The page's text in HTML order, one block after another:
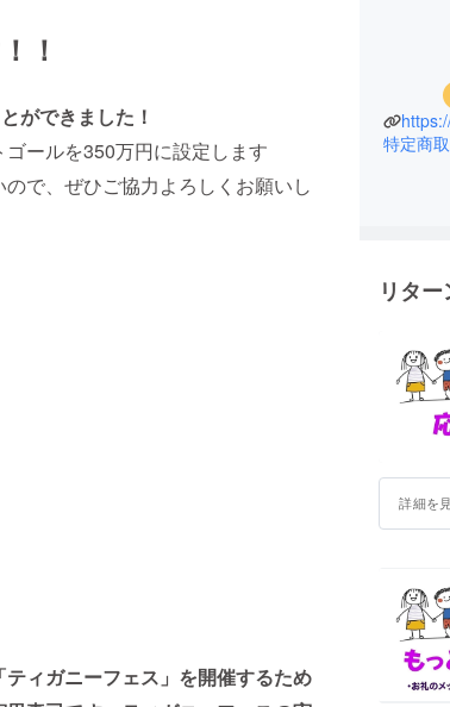
！
ができました！
ールを350万円に設定します
で、ぜひご協力よろしくお願いし
ィガニーフェス」を開催するため
特定商
リタ
詳細を